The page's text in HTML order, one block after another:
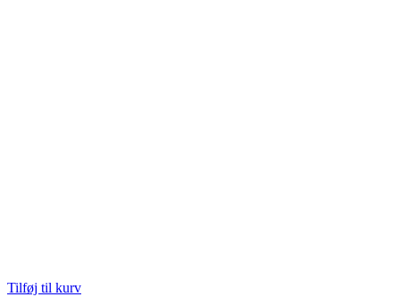
Tilføj til kurv